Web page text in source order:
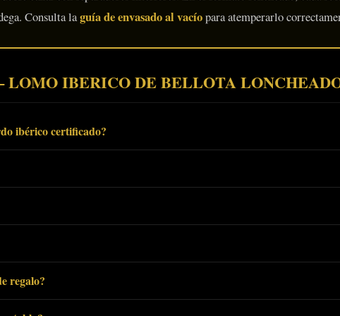
Consulta laguía de envasado al vacíopara atemperarlo
LOMO IBERICO DE BELLOTA
ibérico certificado?
regalo?